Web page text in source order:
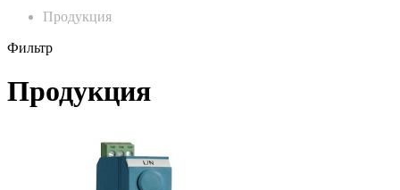
Продукция
Фильтр
Продукция